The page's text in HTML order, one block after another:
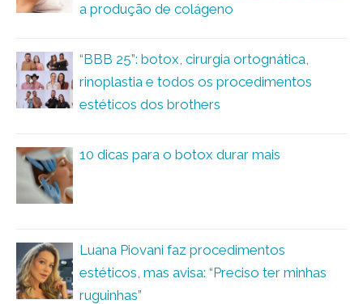
a produção de colágeno
“BBB 25”: botox, cirurgia ortognática,
rinoplastia e todos os procedimentos
estéticos dos brothers
10 dicas para o botox durar mais
Luana Piovani faz procedimentos
estéticos, mas avisa: “Preciso ter minhas
ruguinhas”